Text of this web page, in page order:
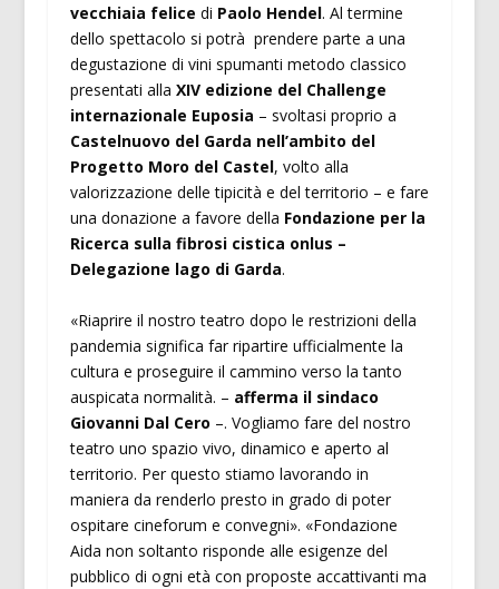
vecchiaia felice di Paolo Hendel. Al termine
dello spettacolo si potrà prendere parte a una
degustazione di vini spumanti metodo classico
presentati alla XIV edizione del Challenge
internazionale Euposia – svoltasi proprio a
Castelnuovo del Garda nell’ambito del
Progetto Moro del Castel, volto alla
valorizzazione delle tipicità e del territorio – e fare
una donazione a favore della Fondazione per la
Ricerca sulla fibrosi cistica onlus –
Delegazione lago di Garda.
«Riaprire il nostro teatro dopo le restrizioni della
pandemia significa far ripartire ufficialmente la
cultura e proseguire il cammino verso la tanto
auspicata normalità. – afferma il sindaco
Giovanni Dal Cero –. Vogliamo fare del nostro
teatro uno spazio vivo, dinamico e aperto al
territorio. Per questo stiamo lavorando in
maniera da renderlo presto in grado di poter
ospitare cineforum e convegni». «Fondazione
Aida non soltanto risponde alle esigenze del
pubblico di ogni età con proposte accattivanti ma